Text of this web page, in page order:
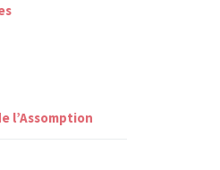
l’Assomption